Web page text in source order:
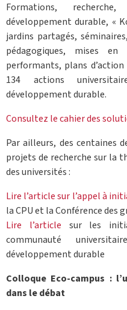
Formations, recherche,
développement durable, «
jardins partagés,
pédagogiques, mises
performants, plans
134 actions
développement durable.
Consultez le cahier des
Par ailleurs, des centaines
projets de recherche sur la
des universités :
Lire l’article sur l’appel à
la CPU et la Conférence des
Lire l’article sur les
communauté
développement durable
Colloque Eco-campus :
dans le débat